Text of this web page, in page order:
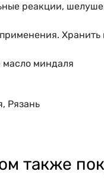
реакции,
масло миндаля
Рязань
также